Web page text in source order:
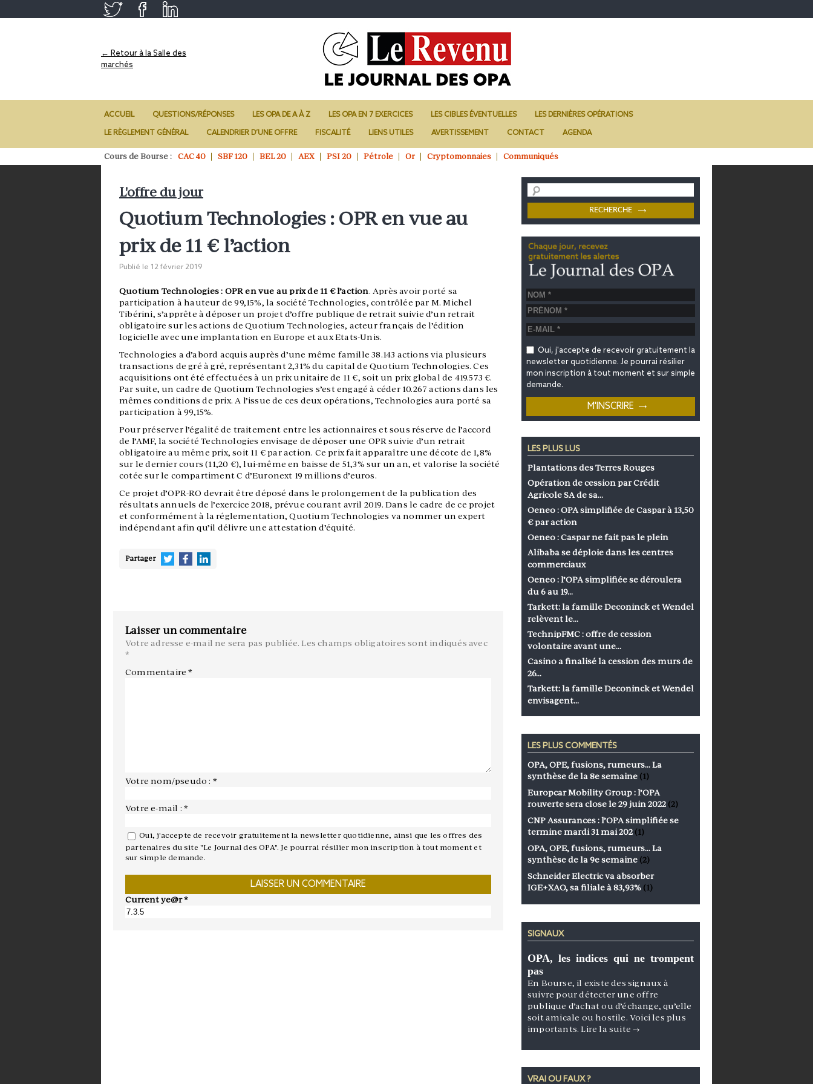
← Retour à la Salle des
marchés
ACCUEIL QUESTIONS/RÉPONSES LES OPA DE A À Z LES OPA EN 7 EXERCICES LES CIBLES ÉVENTUELLES LES DERNIÈRES OPÉRATIONS
LE RÈGLEMENT GÉNÉRAL CALENDRIER D’UNE OFFRE FISCALITÉ LIENS UTILES AVERTISSEMENT CONTACT AGENDA
Cours de Bourse : CAC 40 SBF 120 BEL 20 AEX PSI 20 Pétrole Or Cryptomonnaies Communiqués
L'offre du jour
Quotium Technologies : OPR en vue au
prix de 11 € l’action
Publié le 12 février 2019
Quotium Technologies : OPR en vue au prix de 11 € l’action. Après avoir porté sa
participation à hauteur de 99,15%, la société Technologies, contrôlée par M. Michel
Tibérini, s’apprête à déposer un projet d’offre publique de retrait suivie d’un retrait
obligatoire sur les actions de Quotium Technologies, acteur français de l’édition
logicielle avec une implantation en Europe et aux Etats-Unis.
Technologies a d’abord acquis auprès d’une même famille 38.143 actions via plusieurs
transactions de gré à gré, représentant 2,31% du capital de Quotium Technologies. Ces
acquisitions ont été effectuées à un prix unitaire de 11 €, soit un prix global de 419.573 €.
Par suite, un cadre de Quotium Technologies s’est engagé à céder 10.267 actions dans les
mêmes conditions de prix. A l’issue de ces deux opérations, Technologies aura porté sa
participation à 99,15%.
Pour préserver l’égalité de traitement entre les actionnaires et sous réserve de l’accord
de l’AMF, la société Technologies envisage de déposer une OPR suivie d’un retrait
obligatoire au même prix, soit 11 € par action. Ce prix fait apparaître une décote de 1,8%
sur le dernier cours (11,20 €), lui-même en baisse de 51,3% sur un an, et valorise la société
cotée sur le compartiment C d’Euronext 19 millions d’euros.
Ce projet d’OPR-RO devrait être déposé dans le prolongement de la publication des
résultats annuels de l’exercice 2018, prévue courant avril 2019. Dans le cadre de ce projet
et conformément à la réglementation, Quotium Technologies va nommer un expert
indépendant afin qu’il délivre une attestation d’équité.
Partager
Laisser un commentaire
Votre adresse e-mail ne sera pas publiée. Les champs obligatoires sont indiqués avec
*
Commentaire*
Votre nom/pseudo : *
Votre e-mail : *
Oui, j'accepte de recevoir gratuitement la newsletter quotidienne, ainsi que les offres des
partenaires du site "Le Journal des OPA". Je pourrai résilier mon inscription à tout moment et
sur simple demande.
Current ye@r*
Oui, j'accepte de recevoir gratuitement la
newsletter quotidienne. Je pourrai résilier
mon inscription à tout moment et sur simple
demande.
LES PLUS LUS
Plantations des Terres Rouges
Opération de cession par Crédit
Agricole SA de sa…
Oeneo : OPA simplifiée de Caspar à 13,50
€ par action
Oeneo : Caspar ne fait pas le plein
Alibaba se déploie dans les centres
commerciaux
Oeneo : l’OPA simplifiée se déroulera
du 6 au 19…
Tarkett: la famille Deconinck et Wendel
relèvent le…
TechnipFMC : offre de cession
volontaire avant une…
Casino a finalisé la cession des murs de
26…
Tarkett: la famille Deconinck et Wendel
envisagent…
LES PLUS COMMENTÉS
OPA, OPE, fusions, rumeurs… La
synthèse de la 8e semaine (1)
Europcar Mobility Group : l’OPA
rouverte sera close le 29 juin 2022 (2)
CNP Assurances : l’OPA simplifiée se
termine mardi 31 mai 202 (1)
OPA, OPE, fusions, rumeurs… La
synthèse de la 9e semaine (2)
Schneider Electric va absorber
IGE+XAO, sa filiale à 83,93% (1)
SIGNAUX
OPA, les indices qui ne trompent
pas
En Bourse, il existe des signaux à
suivre pour détecter une offre
publique d’achat ou d’échange, qu’elle
soit amicale ou hostile. Voici les plus
importants.Lire la suite →
VRAI OU FAUX ?